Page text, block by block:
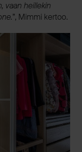
vaan heillekin
”, Mimmi kertoo.